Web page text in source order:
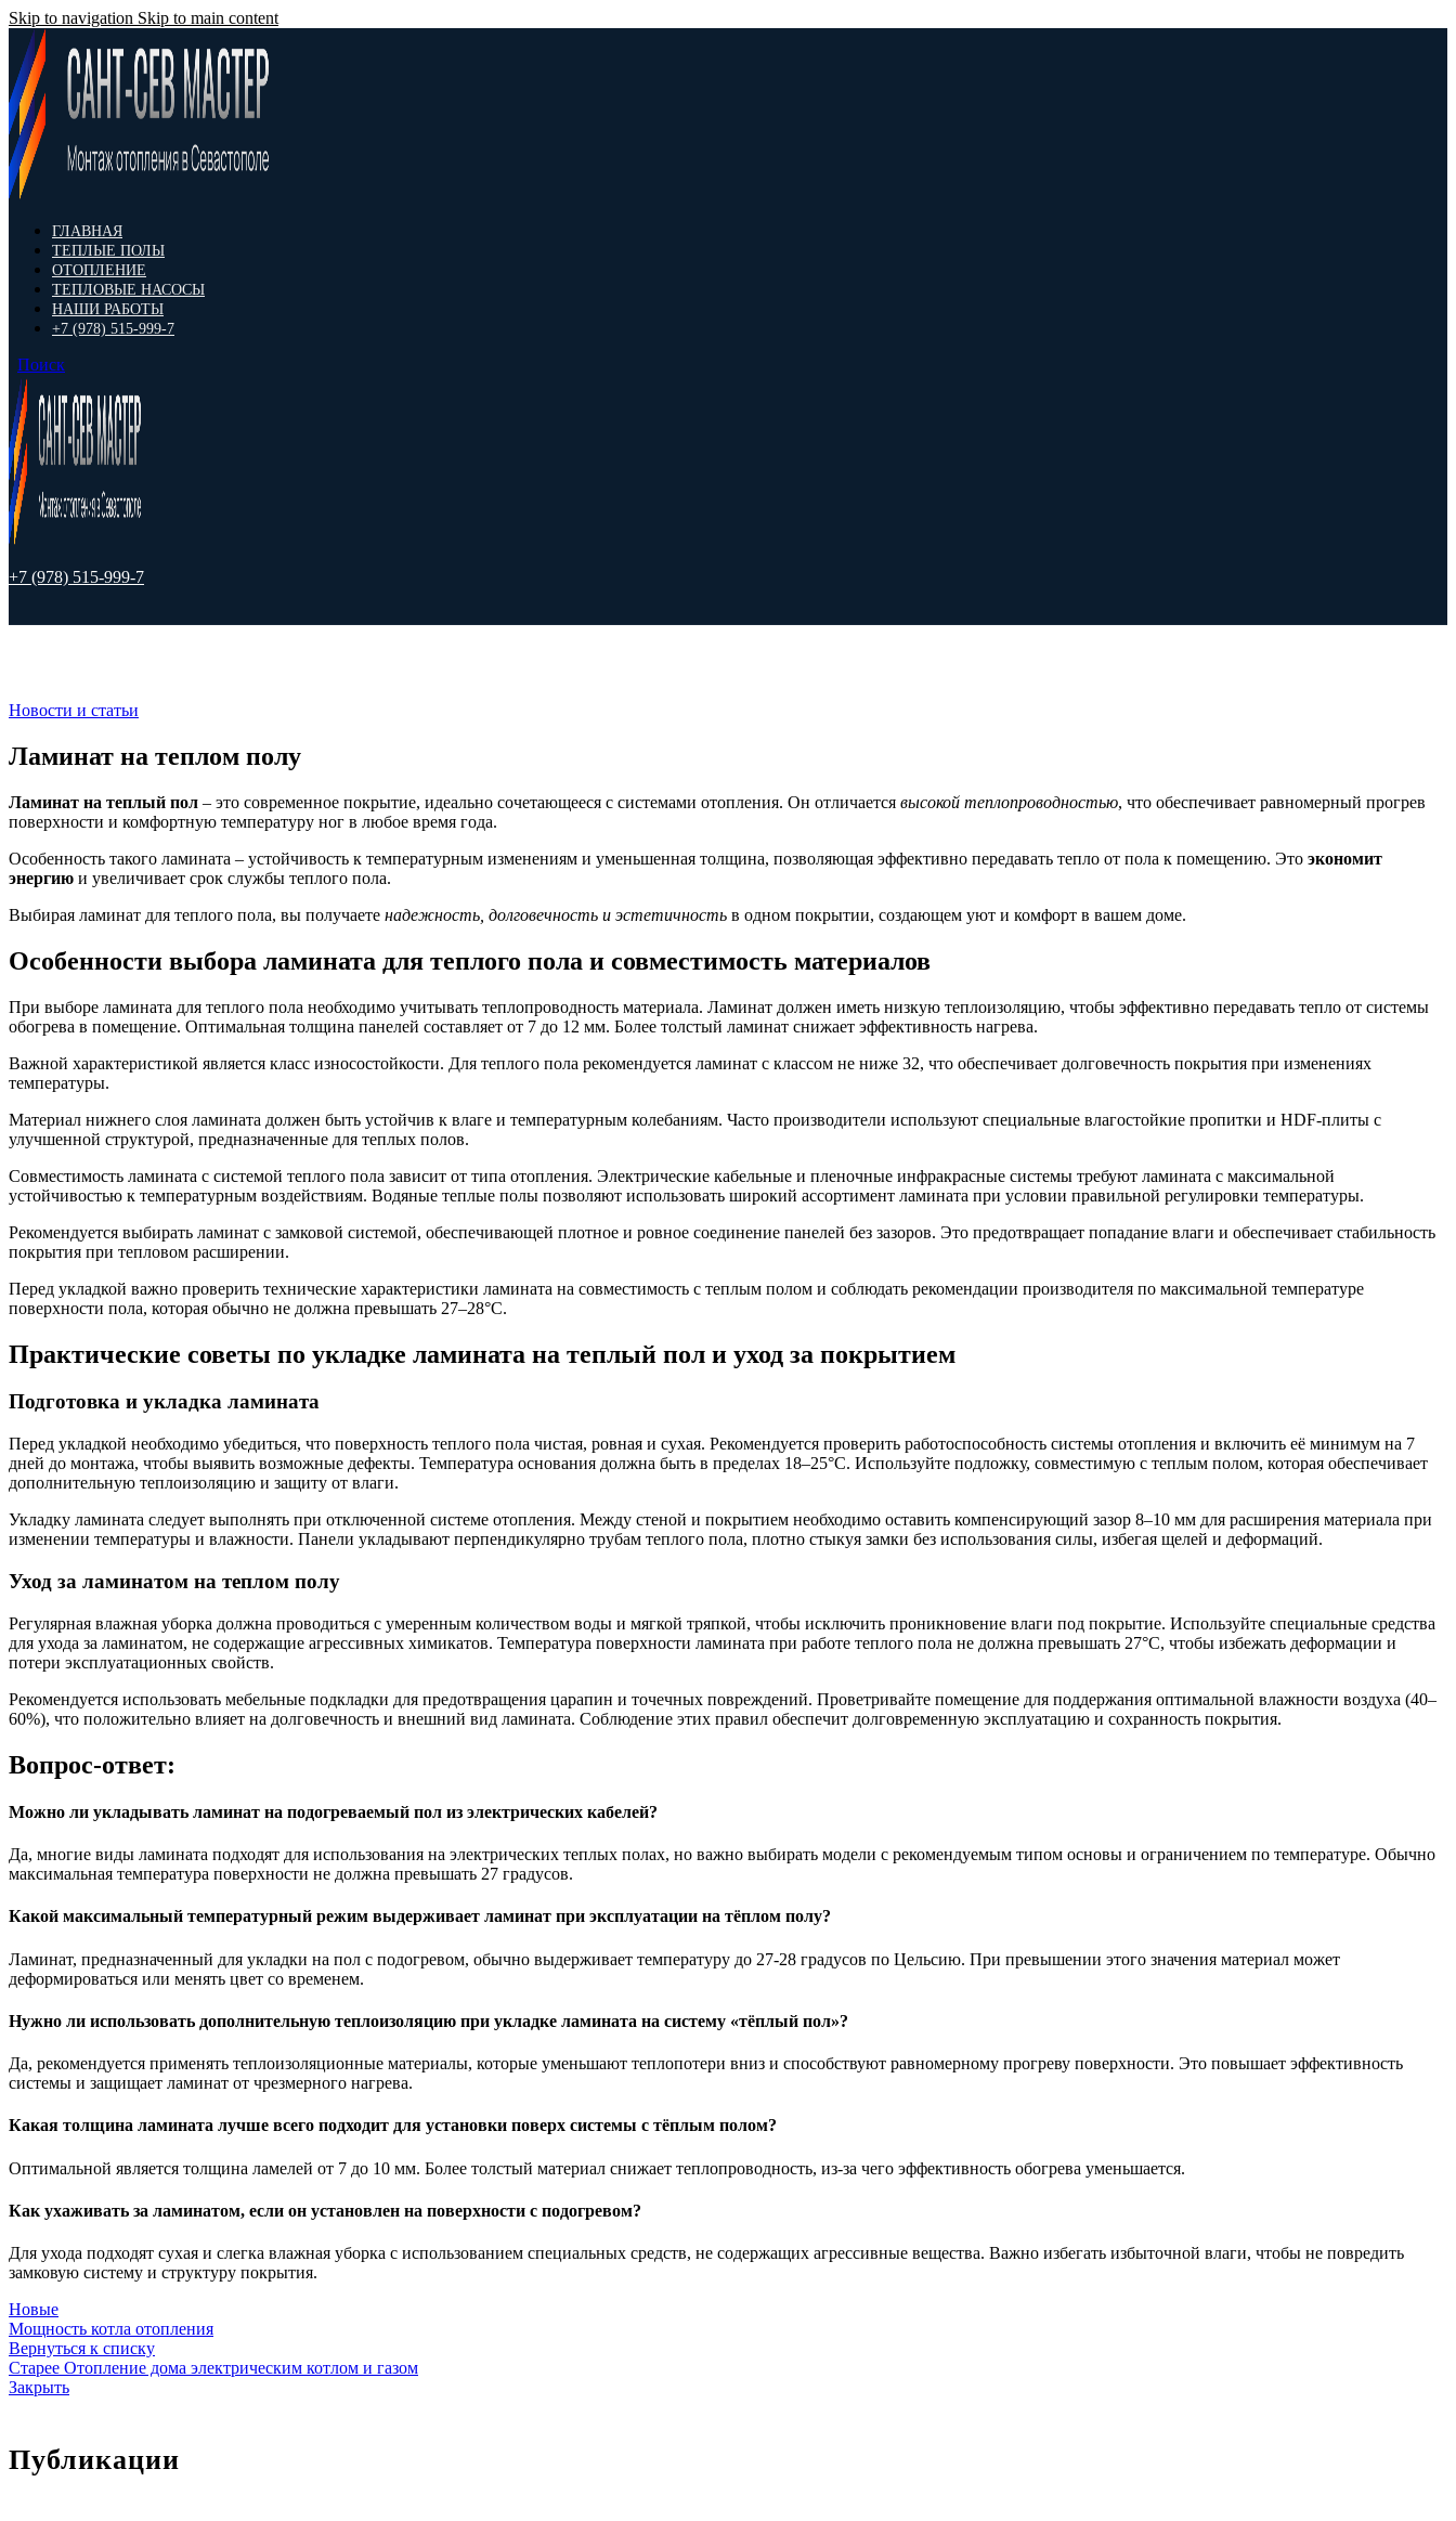
Skip to navigation Skip to main content
ГЛАВНАЯ
ТЕПЛЫЕ ПОЛЫ
ОТОПЛЕНИЕ
ТЕПЛОВЫЕ НАСОСЫ
НАШИ РАБОТЫ
+7 (978) 515-999-7
Поиск
+7 (978) 515-999-7
Новости и статьи
Ламинат на теплом полу
Ламинат на теплый пол – это современное покрытие, идеально сочетающееся с системами отопления. Он отличается высокой теплопроводностью, что обеспечивает равномерный прогрев
поверхности и комфортную температуру ног в любое время года.
Особенность такого ламината – устойчивость к температурным изменениям и уменьшенная толщина, позволяющая эффективно передавать тепло от пола к помещению. Это экономит
энергию и увеличивает срок службы теплого пола.
Выбирая ламинат для теплого пола, вы получаете надежность, долговечность и эстетичность в одном покрытии, создающем уют и комфорт в вашем доме.
Особенности выбора ламината для теплого пола и совместимость материалов
При выборе ламината для теплого пола необходимо учитывать теплопроводность материала. Ламинат должен иметь низкую теплоизоляцию, чтобы эффективно передавать тепло от системы
обогрева в помещение. Оптимальная толщина панелей составляет от 7 до 12 мм. Более толстый ламинат снижает эффективность нагрева.
Важной характеристикой является класс износостойкости. Для теплого пола рекомендуется ламинат с классом не ниже 32, что обеспечивает долговечность покрытия при изменениях
температуры.
Материал нижнего слоя ламината должен быть устойчив к влаге и температурным колебаниям. Часто производители используют специальные влагостойкие пропитки и HDF-плиты с
улучшенной структурой, предназначенные для теплых полов.
Совместимость ламината с системой теплого пола зависит от типа отопления. Электрические кабельные и пленочные инфракрасные системы требуют ламината с максимальной
устойчивостью к температурным воздействиям. Водяные теплые полы позволяют использовать широкий ассортимент ламината при условии правильной регулировки температуры.
Рекомендуется выбирать ламинат с замковой системой, обеспечивающей плотное и ровное соединение панелей без зазоров. Это предотвращает попадание влаги и обеспечивает стабильность
покрытия при тепловом расширении.
Перед укладкой важно проверить технические характеристики ламината на совместимость с теплым полом и соблюдать рекомендации производителя по максимальной температуре
поверхности пола, которая обычно не должна превышать 27–28°C.
Практические советы по укладке ламината на теплый пол и уход за покрытием
Подготовка и укладка ламината
Перед укладкой необходимо убедиться, что поверхность теплого пола чистая, ровная и сухая. Рекомендуется проверить работоспособность системы отопления и включить её минимум на 7
дней до монтажа, чтобы выявить возможные дефекты. Температура основания должна быть в пределах 18–25°С. Используйте подложку, совместимую с теплым полом, которая обеспечивает
дополнительную теплоизоляцию и защиту от влаги.
Укладку ламината следует выполнять при отключенной системе отопления. Между стеной и покрытием необходимо оставить компенсирующий зазор 8–10 мм для расширения материала при
изменении температуры и влажности. Панели укладывают перпендикулярно трубам теплого пола, плотно стыкуя замки без использования силы, избегая щелей и деформаций.
Уход за ламинатом на теплом полу
Регулярная влажная уборка должна проводиться с умеренным количеством воды и мягкой тряпкой, чтобы исключить проникновение влаги под покрытие. Используйте специальные средства
для ухода за ламинатом, не содержащие агрессивных химикатов. Температура поверхности ламината при работе теплого пола не должна превышать 27°С, чтобы избежать деформации и
потери эксплуатационных свойств.
Рекомендуется использовать мебельные подкладки для предотвращения царапин и точечных повреждений. Проветривайте помещение для поддержания оптимальной влажности воздуха (40–
60%), что положительно влияет на долговечность и внешний вид ламината. Соблюдение этих правил обеспечит долговременную эксплуатацию и сохранность покрытия.
Вопрос-ответ:
Можно ли укладывать ламинат на подогреваемый пол из электрических кабелей?
Да, многие виды ламината подходят для использования на электрических теплых полах, но важно выбирать модели с рекомендуемым типом основы и ограничением по температуре. Обычно
максимальная температура поверхности не должна превышать 27 градусов.
Какой максимальный температурный режим выдерживает ламинат при эксплуатации на тёплом полу?
Ламинат, предназначенный для укладки на пол с подогревом, обычно выдерживает температуру до 27-28 градусов по Цельсию. При превышении этого значения материал может
деформироваться или менять цвет со временем.
Нужно ли использовать дополнительную теплоизоляцию при укладке ламината на систему «тёплый пол»?
Да, рекомендуется применять теплоизоляционные материалы, которые уменьшают теплопотери вниз и способствуют равномерному прогреву поверхности. Это повышает эффективность
системы и защищает ламинат от чрезмерного нагрева.
Какая толщина ламината лучше всего подходит для установки поверх системы с тёплым полом?
Оптимальной является толщина ламелей от 7 до 10 мм. Более толстый материал снижает теплопроводность, из-за чего эффективность обогрева уменьшается.
Как ухаживать за ламинатом, если он установлен на поверхности с подогревом?
Для ухода подходят сухая и слегка влажная уборка с использованием специальных средств, не содержащих агрессивные вещества. Важно избегать избыточной влаги, чтобы не повредить
замковую систему и структуру покрытия.
Новые
Мощность котла отопления
Вернуться к списку
Старее Отопление дома электрическим котлом и газом
Закрыть
Публикации